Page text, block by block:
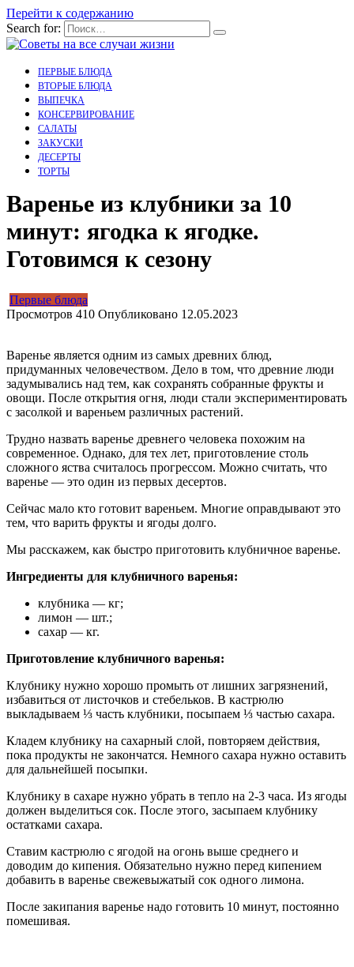
Перейти к содержанию
Search for:
ПЕРВЫЕ БЛЮДА
ВТОРЫЕ БЛЮДА
ВЫПЕЧКА
КОНСЕРВИРОВАНИЕ
САЛАТЫ
ЗАКУСКИ
ДЕСЕРТЫ
ТОРТЫ
Варенье из клубники за 10
минут: ягодка к ягодке.
Готовимся к сезону
Первые блюда
Просмотров 410 Опубликовано 12.05.2023
Варенье является одним из самых древних блюд,
придуманных человечеством. Дело в том, что древние люди
задумывались над тем, как сохранять собранные фрукты и
овощи. После открытия огня, люди стали экспериментировать
с засолкой и вареньем различных растений.
Трудно назвать варенье древнего человека похожим на
современное. Однако, для тех лет, приготовление столь
сложного яства считалось прогрессом. Можно считать, что
варенье — это один из первых десертов.
Сейчас мало кто готовит вареньем. Многие оправдывают это
тем, что варить фрукты и ягоды долго.
Мы расскажем, как быстро приготовить клубничное варенье.
Ингредиенты для клубничного варенья:
клубника — кг;
лимон — шт.;
сахар — кг.
Приготовление клубничного варенья:
Клубнику нужно хорошо промыть от лишних загрязнений,
избавиться от листочков и стебельков. В кастрюлю
выкладываем ⅓ часть клубники, посыпаем ⅓ частью сахара.
Кладем клубнику на сахарный слой, повторяем действия,
пока продукты не закончатся. Немного сахара нужно оставить
для дальнейшей посыпки.
Клубнику в сахаре нужно убрать в тепло на 2-3 часа. Из ягоды
должен выделиться сок. После этого, засыпаем клубнику
остатками сахара.
Ставим кастрюлю с ягодой на огонь выше среднего и
доводим до кипения. Обязательно нужно перед кипением
добавить в варенье свежевыжатый сок одного лимона.
После закипания варенье надо готовить 10 минут, постоянно
помешивая.